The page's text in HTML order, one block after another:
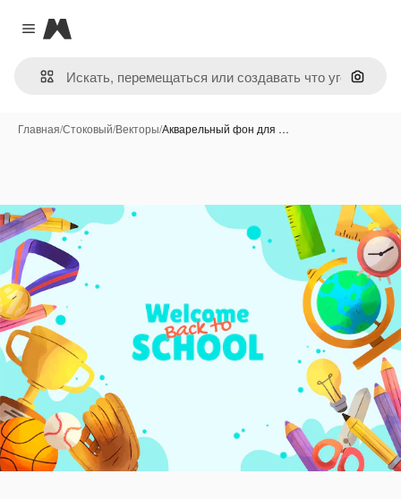
Close menu
Magnific
Поиск
Главная/Стоковый/Векторы/Акварельный фон для …